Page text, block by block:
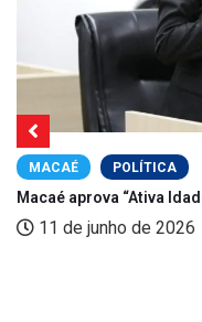
MACAÉ POLÍTICA
Macaé aprova “Ativa
11 de junho de 2026